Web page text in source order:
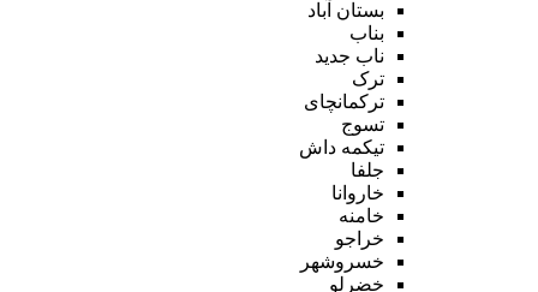
بستان آباد
بناب
ناب جدید
ترک
ترکمانچای
تسوج
تیکمه داش
جلفا
خاروانا
خامنه
خراجو
خسروشهر
خضرلو